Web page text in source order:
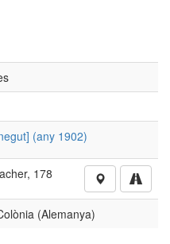
(any 1902)
178
(Alemanya)